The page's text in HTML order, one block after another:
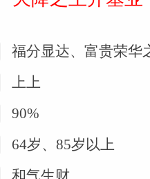
福分显达、富贵荣华
上上
90%
64岁、85岁以上
和气生财